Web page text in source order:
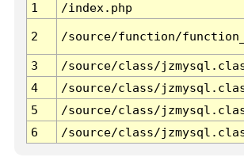
1
/index.php
2 /source/function/
3 /source/class/
4
/source/class/
5
/source/class/
6
/source/class/